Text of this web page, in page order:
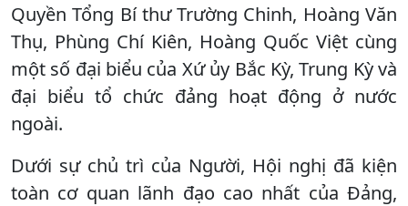
Quyền Tổng Bí thư Trường Chinh, Hoàng Văn
Thụ, Phùng Chí Kiên, Hoàng Quốc Việt cùng
một số đại biểu của Xứ ủy Bắc Kỳ, Trung Kỳ và
đại biểu tổ chức đảng hoạt động ở nước
ngoài.
Dưới sự chủ trì của Người, Hội nghị đã kiện
toàn cơ quan lãnh đạo cao nhất của Đảng,